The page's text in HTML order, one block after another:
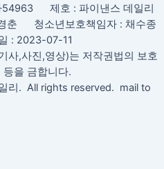
제호 : 파이낸스 데일리
춘 청소년보호책임자 : 채수종
: 2023-07-11
사,사진,영상)는 저작권법의 보호
을 금합니다.
리. All rights reserved. mail to